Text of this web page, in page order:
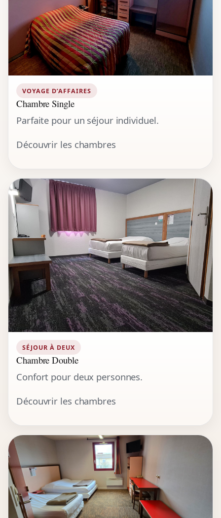
VOYAGE D’AFFAIRES
Chambre Single
Parfaite pour un séjour individuel.
Découvrir les chambres
SÉJOUR À DEUX
Chambre Double
Confort pour deux personnes.
Découvrir les chambres